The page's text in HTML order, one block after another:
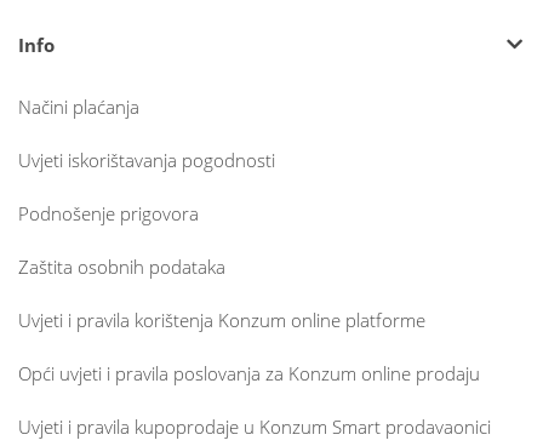
Info
Načini plaćanja
Uvjeti iskorištavanja pogodnosti
Podnošenje prigovora
Zaštita osobnih podataka
Uvjeti i pravila korištenja Konzum online platforme
Opći uvjeti i pravila poslovanja za Konzum online prodaju
Uvjeti i pravila kupoprodaje u Konzum Smart prodavaonici